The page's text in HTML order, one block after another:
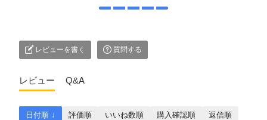
レビューを書く 質問する
レビュー Q&A
日付順 ↓ 評価順 いいね数順 購入確認順
返信順